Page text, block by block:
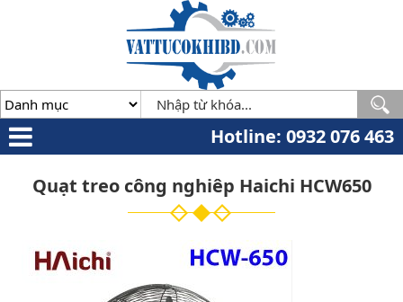
Hotline: 0932 076 463
Quạt treo công nghiêp Haichi HCW650
076
463